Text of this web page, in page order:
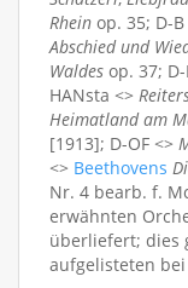
Rhein op. 35; D-B
Abschied und
Waldes op. 37; D-
HANsta <>
Heimatland am
[1913]; D-OF <>
<> Beethovens
Nr. 4 bearb. f.
erwähnten
überliefert; dies
aufgelisteten